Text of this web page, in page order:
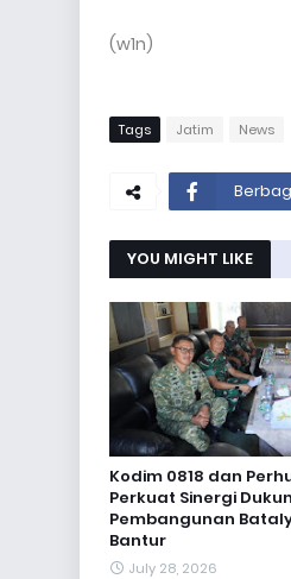
(w1n)
Tags Jatim News
YOU MIGHT LIKE
Kodim 0818 dan
Perkuat Sinergi
Pembangunan
Bantur
July 28, 2026